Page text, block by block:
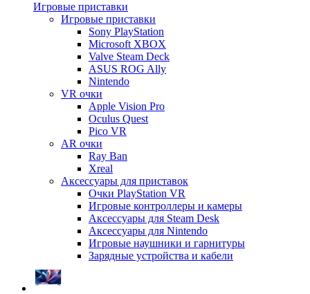
Игровые приставки
Игровые приставки
Sony PlayStation
Microsoft XBOX
Valve Steam Deck
ASUS ROG Ally
Nintendo
VR очки
Apple Vision Pro
Oculus Quest
Pico VR
AR очки
Ray Ban
Xreal
Аксессуары для приставок
Очки PlayStation VR
Игровые контроллеры и камеры
Аксессуары для Steam Desk
Аксессуары для Nintendo
Игровые наушники и гарнитуры
Зарядные устройства и кабели